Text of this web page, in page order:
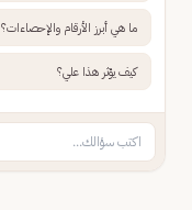
ما هي أبرز الأرقام والإحصاءات؟
كيف يؤثر هذا علي؟